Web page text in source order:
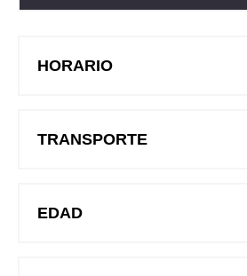
HORARIO
TRANSPORTE
EDAD